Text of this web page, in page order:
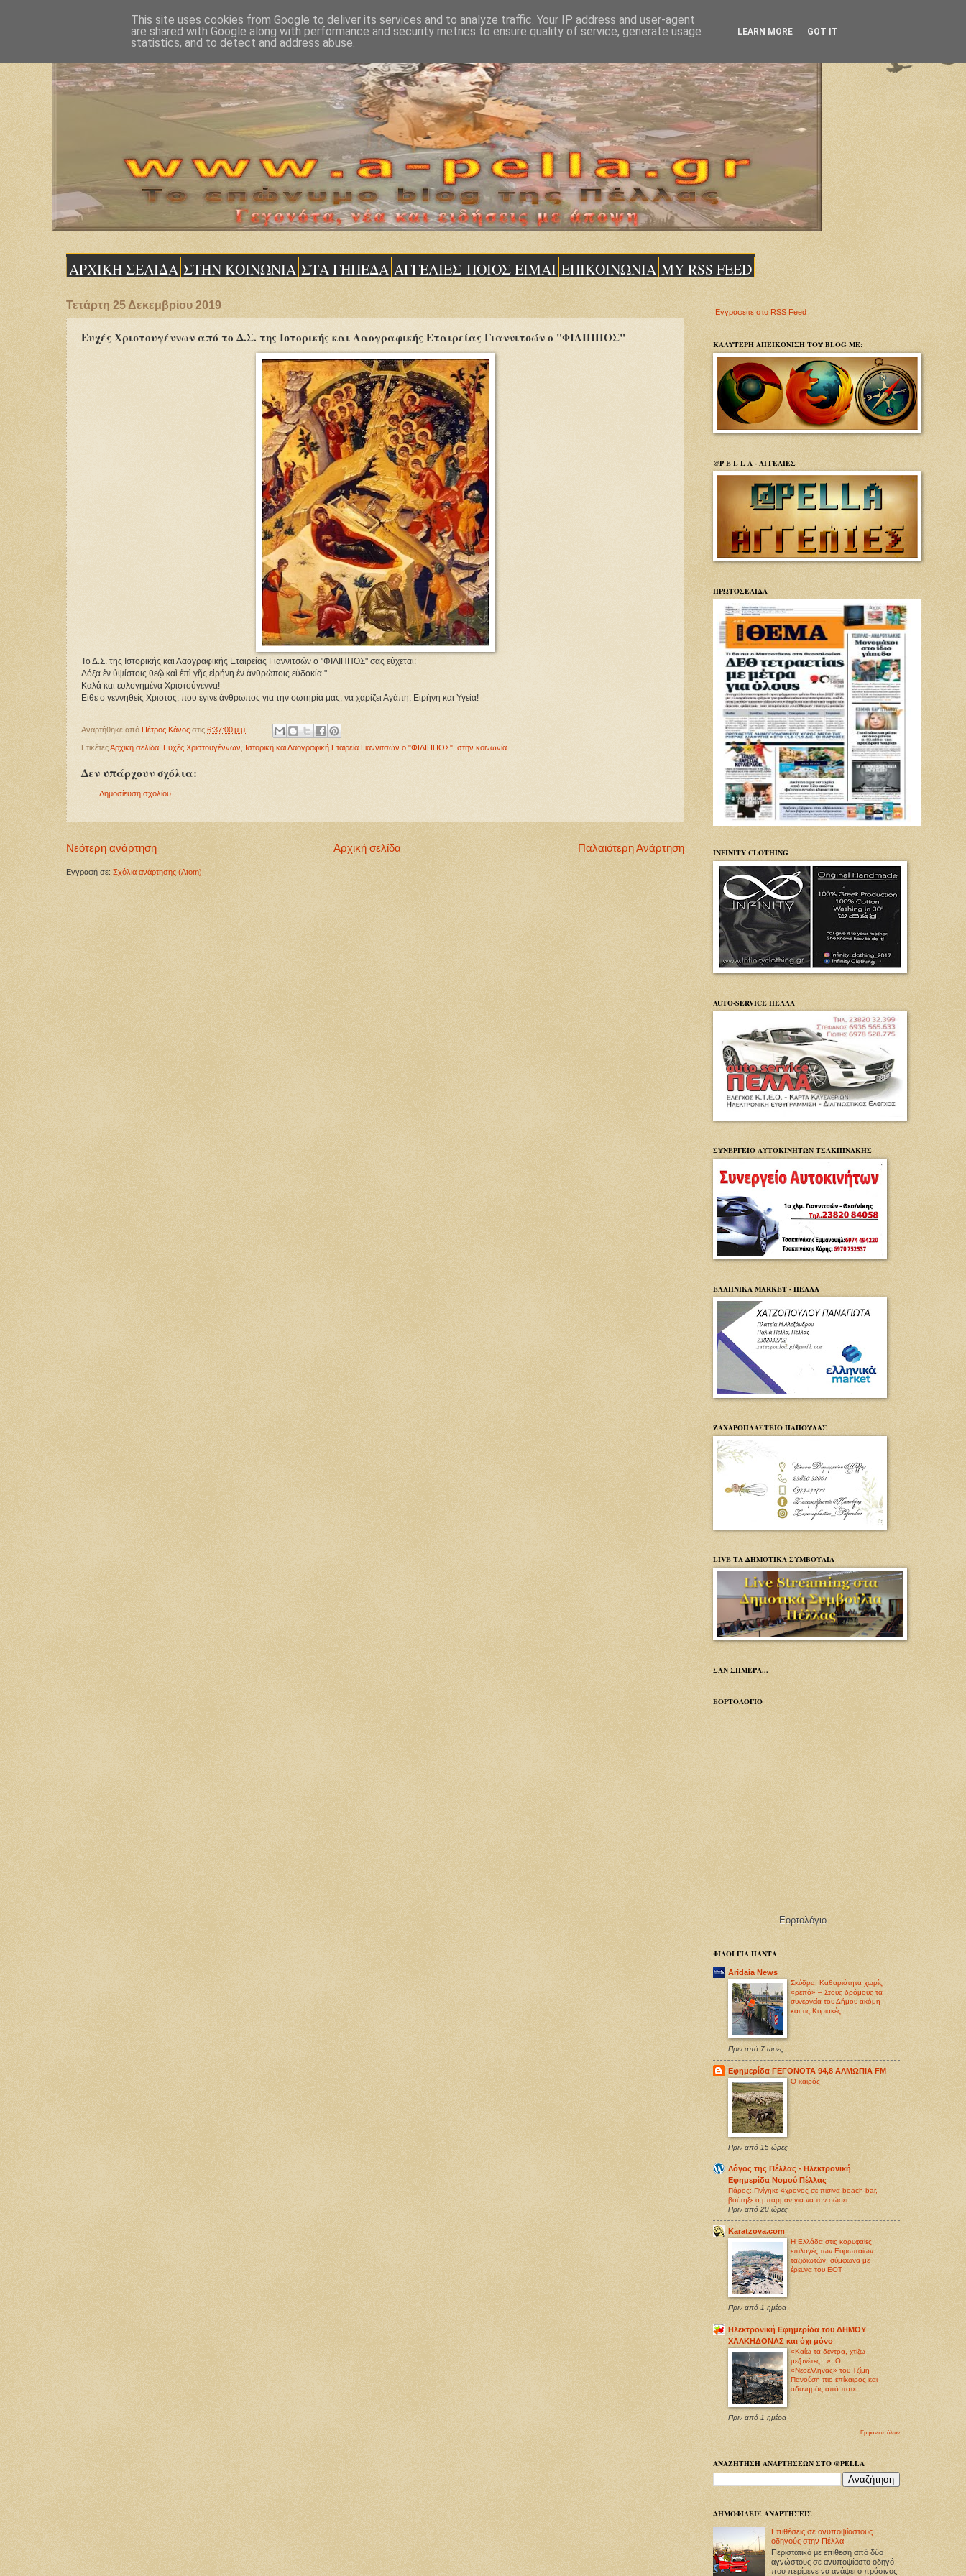
ΑΡΧΙΚΗ ΣΕΛΙΔΑ ΣΤΗΝ ΚΟΙΝΩΝΙΑ ΣΤΑ ΓΗΠΕΔΑ ΑΓΓΕΛΙΕΣ ΠΟΙΟΣ ΕΙΜΑΙ ΕΠΙΚΟΙΝΩΝΙΑ MY RSS FEED
Τετάρτη 25 Δεκεμβρίου 2019
Ευχές Χριστουγέννων από το Δ.Σ. της Ιστορικής και Λαογραφικής Εταιρείας Γιαννιτσών ο "ΦΙΛΙΠΠΟΣ"
Το Δ.Σ. της Ιστορικής και Λαογραφικής Εταιρείας Γιαννιτσών ο "ΦΙΛΙΠΠΟΣ" σας εύχεται:
Δόξα ἐν ὑψίστοις θεῷ καὶ ἐπὶ γῆς εἰρήνη ἐν ἀνθρώποις εὐδοκία."
Καλά και ευλογημένα Χριστούγεννα!
Είθε ο γεννηθείς Χριστός, που έγινε άνθρωπος για την σωτηρία μας, να χαρίζει Αγάπη, Ειρήνη και Υγεία!
Αναρτήθηκε από Πέτρος Κάνος στις 6:37:00 μ.μ.
ΕτικέτεςΑρχική σελίδα Ευχές Χριστουγέννων Ιστορική και Λαογραφική Εταιρεία Γιαννιτσών ο "ΦΙΛΙΠΠΟΣ" στην κοινωνία
Δεν υπάρχουν σχόλια:
Δημοσίευση σχολίου
Νεότερη ανάρτηση Παλαιότερη Ανάρτηση
Αρχική σελίδα
Εγγραφή σε: Σχόλια ανάρτησης (Atom)
Εγγραφείτε στο RSS Feed
ΚΑΛΥΤΕΡΗ ΑΠΕΙΚΟΝΙΣΗ ΤΟΥ BLOG ΜΕ:
@P E L L A - ΑΓΓΕΛΙΕΣ
ΠΡΩΤΟΣΕΛΙΔΑ
INFINITY CLOTHING
AUTO-SERVICE ΠΕΛΛΑ
ΣΥΝΕΡΓΕΙΟ ΑΥΤΟΚΙΝΗΤΩΝ ΤΣΑΚΠΙΝΑΚΗΣ
ΕΛΛΗΝΙΚΑ MARKET - ΠΕΛΛΑ
ΖΑΧΑΡΟΠΛΑΣΤΕΙΟ ΠΑΠΟΥΛΑΣ
LIVE ΤΑ ΔΗΜΟΤΙΚΑ ΣΥΜΒΟΥΛΙΑ
ΣΑΝ ΣΗΜΕΡΑ...
ΕΟΡΤΟΛΟΓΙΟ
Εορτολόγιο
ΦΙΛΟΙ ΓΙΑ ΠΑΝΤΑ
Aridaia News
Σκύδρα: Καθαριότητα χωρίς
«ρεπό» – Στους δρόμους τα
συνεργεία του Δήμου ακόμη
και τις Κυριακές
Πριν από 7 ώρες
Εφημερίδα ΓΕΓΟΝΟΤΑ 94,8 ΑΛΜΩΠΙΑ FM
O καιρός
Πριν από 15 ώρες
Λόγος της Πέλλας - Ηλεκτρονική
Εφημερίδα Νομού Πέλλας
Πάρος: Πνίγηκε 4χρονος σε πισίνα beach bar,
βούτηξε ο μπάρμαν για να τον σώσει
Πριν από 20 ώρες
Karatzova.com
Η Ελλάδα στις κορυφαίες
επιλογές των Ευρωπαίων
ταξιδιωτών, σύμφωνα με
έρευνα του ΕΟΤ
Πριν από 1 ημέρα
Ηλεκτρονική Εφημερίδα του ΔΗΜΟΥ
ΧΑΛΚΗΔΟΝΑΣ και όχι μόνο
«Καίω τα δέντρα, χτίζω
μεζονέτες...»: Ο
«Νεοέλληνας» του Τζίμη
Πανούση πιο επίκαιρος και
οδυνηρός από ποτέ
Πριν από 1 ημέρα
Εμφάνιση όλων
ΑΝΑΖΗΤΗΣΗ ΑΝΑΡΤΗΣΕΩΝ ΣΤΟ @PELLA
ΔΗΜΟΦΙΛΕΙΣ ΑΝΑΡΤΗΣΕΙΣ
Επιθέσεις σε ανυποψίαστους
οδηγούς στην Πέλλα
Περιστατικό με επίθεση από δύο
αγνώστους σε ανυποψίαστο οδηγό
που περίμενε να ανάψει ο πράσινος
This site uses cookies from Google to deliver its services and to analyze traffic. Your IP address and user-agent
are shared with Google along with performance and security metrics to ensure quality of service, generate usage
statistics, and to detect and address abuse.
LEARN MORE GOT IT